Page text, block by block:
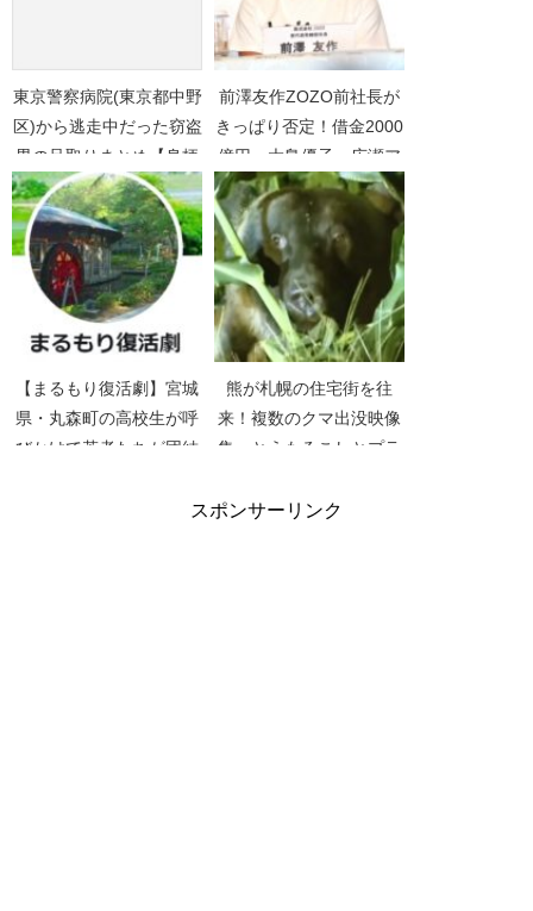
東京警察病院(東京都中野
区)から逃走中だった窃盗
男の足取りまとめ【身柄
確保】
前澤友作ZOZO前社長が
きっぱり否定！借金2000
億円、大島優子、広瀬ア
リスは全部ウソ！
【まるもり復活劇】宮城
県・丸森町の高校生が呼
びかけて若者たちが団結
熊が札幌の住宅街を往
来！複数のクマ出没映像
集。とうもろこしとプラ
スポンサーリンク